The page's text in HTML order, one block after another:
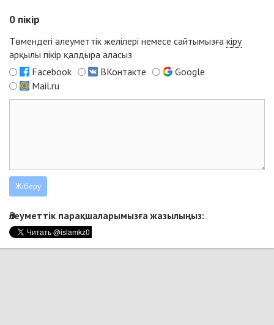
0 пікір
Төмендегі әлеуметтік желілері немесе сайтымызға кіру
арқылы пікір қалдыра аласыз
Facebook
ВКонтакте
Google
Mail.ru
Әлеуметтік парақшаларымызға жазылыңыз: